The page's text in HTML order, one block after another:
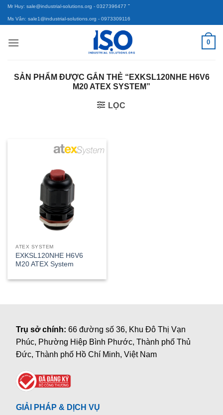
Bỏ
qua
dung
Mr Huy: sale@industrial-solutions.org - 0327396477 -
Ms Vân: sale1@industrial-solutions.org - 0973309116
0
SẢN PHẨM ĐƯỢC GẮN THẺ “EXKSL120NHE H6V6
M20 ATEX SYSTEM”
LỌC
ATEX SYSTEM
EXKSL120NHE H6V6
M20 ATEX System
Trụ sở chính:66 đường số 36, Khu Đô Thị Vạn
Phúc, Phường Hiệp Bình Phước, Thành phố Thủ
Đức, Thành phố Hồ Chí Minh, Việt Nam
GIẢI PHÁP & DỊCH VỤ